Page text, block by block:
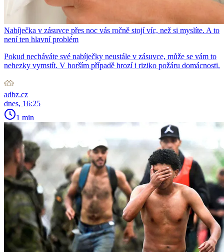
Nabíječka v zásuvce přes noc vás ročně stojí víc, než si myslíte. A to
není ten hlavní problém
Pokud necháváte své nabíječky neustále v zásuvce, může se vám to
nehezky vymstít. V horším případě hrozí i riziko požáru domácnosti.
adbz.cz
dnes, 16:25
1 min